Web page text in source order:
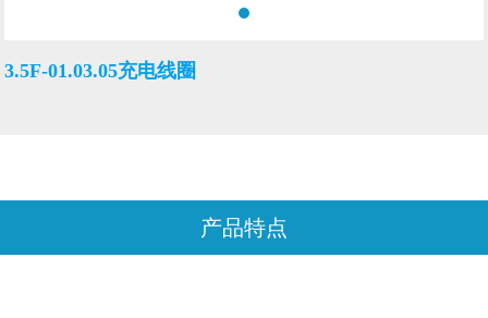
3.5F-01.03.05充电线圈
产品特点